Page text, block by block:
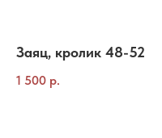
Заяц, кролик 48-52
1 500 р.